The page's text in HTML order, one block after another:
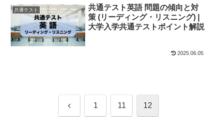
共通テスト
共通テスト英語 問題の傾向と対
策 (リーディング・リスニング) |
大学入学共通テストポイント解説
2025.06.05
前 1 11 12